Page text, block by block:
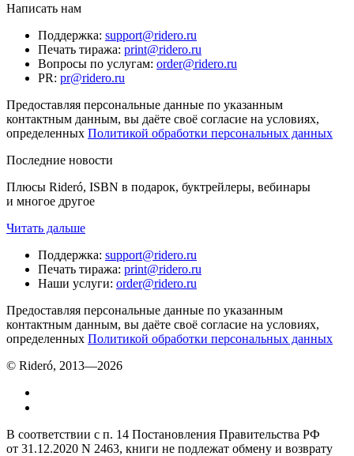
Написать нам
Поддержка: support@ridero.ru
Печать тиража: print@ridero.ru
Вопросы по услугам: order@ridero.ru
PR: pr@ridero.ru
Предоставляя персональные данные по указанным
контактным данным, вы даёте своё согласие на условиях,
определенных Политикой обработки персональных данных
Последние новости
Плюсы Rideró, ISBN в подарок, буктрейлеры, вебинары
и многое другое
Читать дальше
Поддержка: support@ridero.ru
Печать тиража: print@ridero.ru
Наши услуги: order@ridero.ru
Предоставляя персональные данные по указанным
контактным данным, вы даёте своё согласие на условиях,
определенных Политикой обработки персональных данных
© Rideró, 2013—2026
В соответствии с п. 14 Постановления Правительства РФ
от 31.12.2020 N 2463, книги не подлежат обмену и возврату